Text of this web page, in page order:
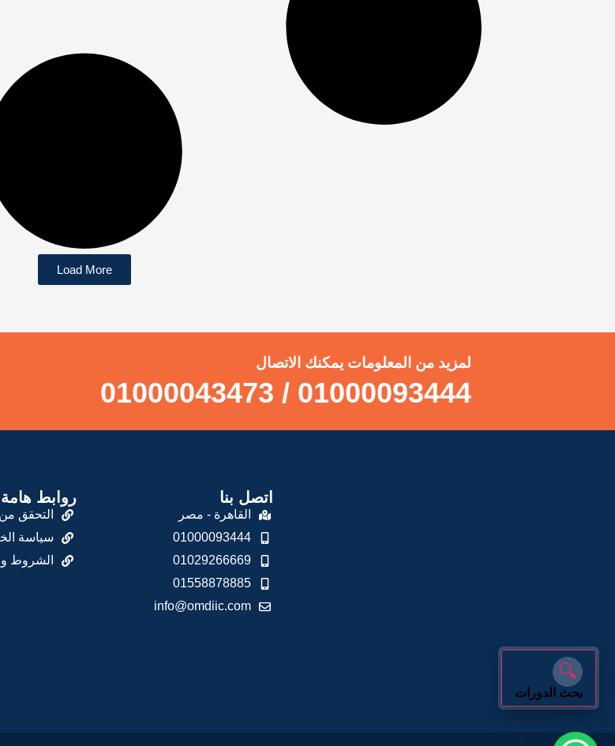
Load More
لمزيد من المعلومات يمكنك الاتصال
01000093444 / 01000043473
اتصل بنا
القاهرة - مصر
01000093444
01029266669
01558878885
info@omdiic.com
روابط هامة
التحقق
سياسة
الشروط
🔍
بحث الدورات